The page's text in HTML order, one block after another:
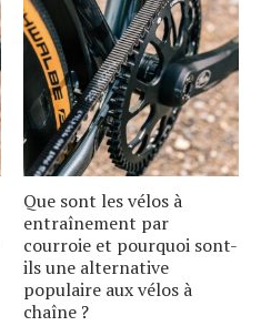
Que sont les vélos à
entraînement par
courroie et pourquoi sont-
ils une alternative
populaire aux vélos à
chaîne ?